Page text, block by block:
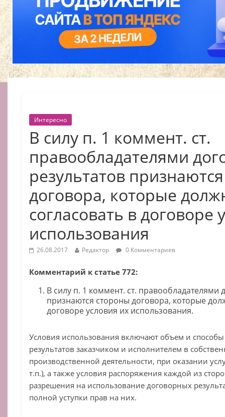
Интересно
В силу п. 1 коммент. ст.
правообладателями
результатов
договора, которые
согласовать в договоре
использования
26.08.2017 Редактор 0 Комментариев
Комментарий к статье 772:
В силу п. 1 коммент. ст. правообладателями
признаются стороны договора, которые
договоре условия их использования.
Условия использования включают объем и
результатов заказчиком и исполнителем в
производственной деятельности, при оказании
т.п.), а также условия распоряжения каждой из
разрешения на использование договорных
полной уступки прав на них.